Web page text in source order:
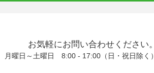
お気軽にお問い合わせください。
月曜日～土曜日 8:00 - 17:00（日・祝日除く）